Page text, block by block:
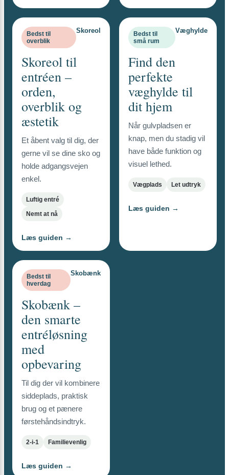
Bedst til
overblik
Skoreol
Skoreol til
entréen –
orden,
overblik og
æstetik
Et åbent valg til dig, der
gerne vil se dine sko og
holde adgangsvejen
enkel.
Luftig entré
Nemt at nå
Læs guiden →
Bedst til
små rum
Væghylde
Find den
perfekte
væghylde til
dit hjem
Når gulvpladsen er
knap, men du stadig vil
have både funktion og
visuel lethed.
Vægplads Let udtryk
Læs guiden →
Bedst til
hverdag
Skobænk
Skobænk –
den smarte
entréløsning
med
opbevaring
Til dig der vil kombinere
siddeplads, praktisk
brug og et pænere
førstehåndsindtryk.
2-i-1 Familievenlig
Læs guiden →